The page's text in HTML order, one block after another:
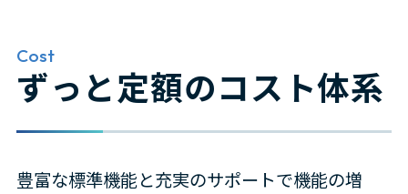
勤怠管理
Cost
ずっと定額のコスト体系
豊富な標準機能と充実のサポートで機能の増